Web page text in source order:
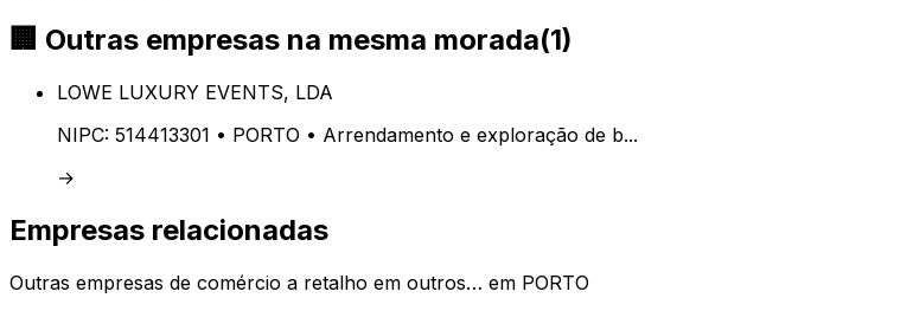
🏢 Outras empresas na mesma morada(1)
LOWE LUXURY EVENTS, LDA
NIPC: 514413301 • PORTO • Arrendamento e exploração de b...
→
Empresas relacionadas
Outras empresas de comércio a retalho em outros… em PORTO